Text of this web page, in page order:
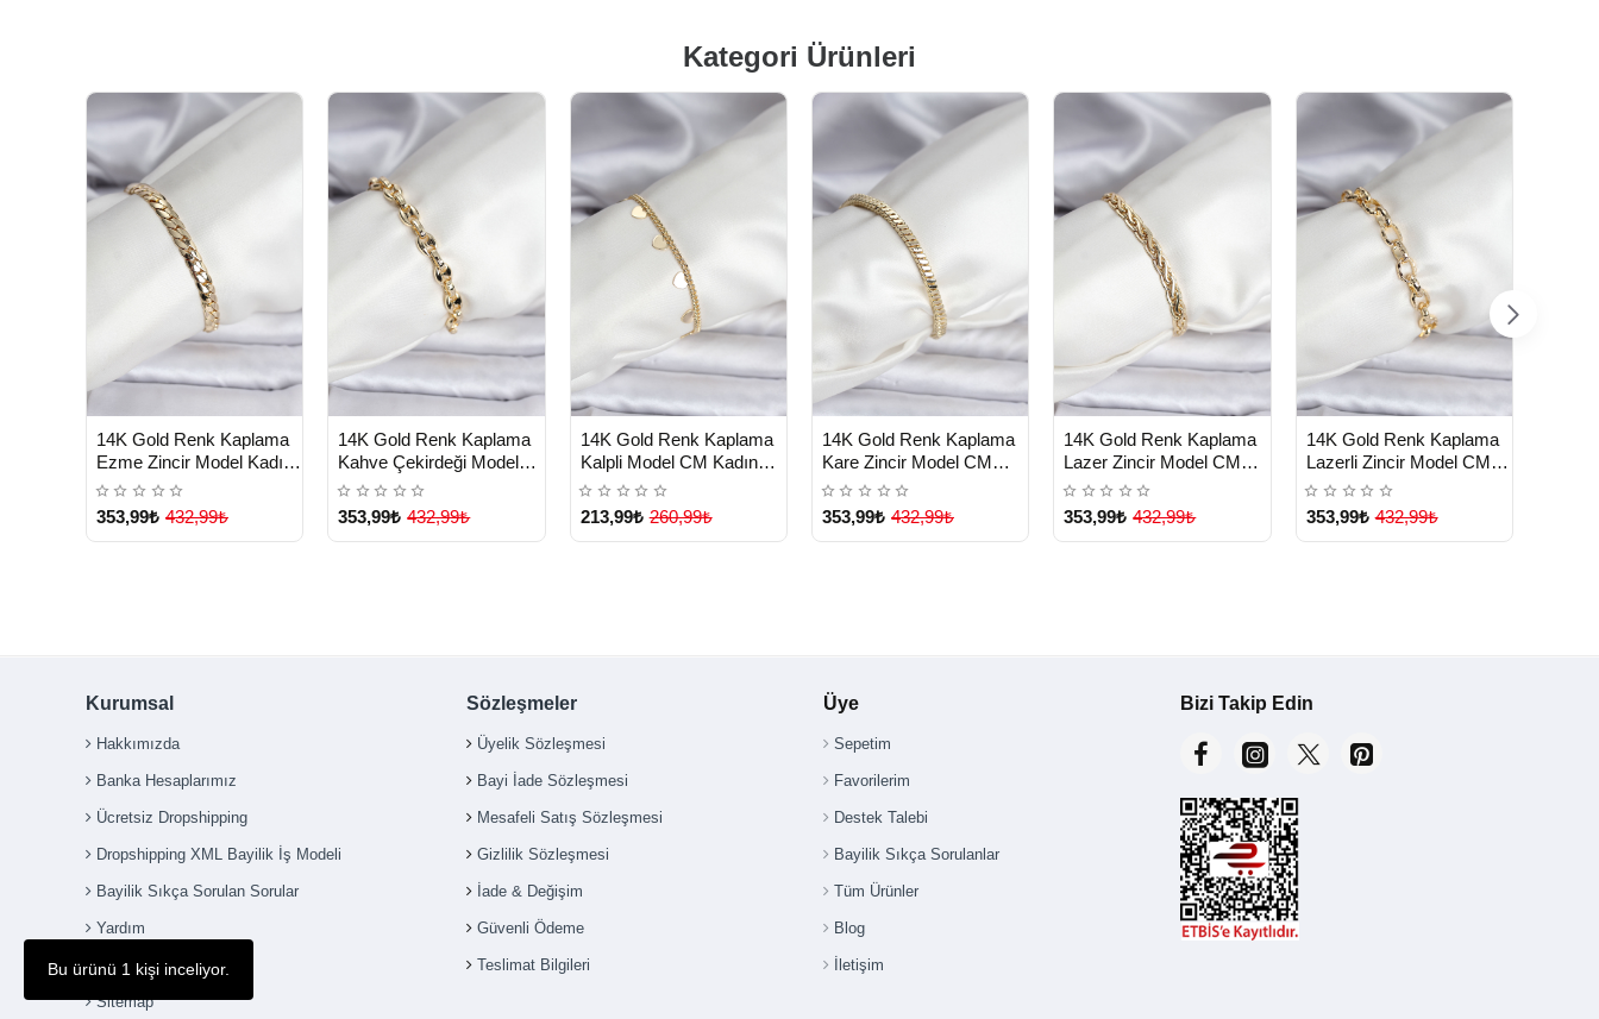
Bu ürünü 1 kişi inceliyor.
Kategori Ürünleri
TESLİMAT
Yeni Ürün
14K Gold Renk Kaplama
Ezme Zincir Model Kadın
Bileklik - Lisinya
353,99₺ 432,99₺
TESLİMAT
Yeni Ürün
14K Gold Renk Kaplama
Kahve Çekirdeği Model
CM Kadın Bileklik -
Lisinya
353,99₺ 432,99₺
TESLİMAT
Yeni Ürün
14K Gold Renk Kaplama
Kalpli Model CM Kadın
Bileklik - Lisinya
213,99₺ 260,99₺
TESLİMAT
Yeni Ürün
14K Gold Renk Kaplama
Kare Zincir Model CM
Kadın Bileklik - Lisinya
353,99₺ 432,99₺
TESLİMAT
Yeni Ürün
14K Gold Renk Kaplama
Lazer Zincir Model CM
Kadın Bileklik - Lisinya
353,99₺ 432,99₺
TESLİMAT
Yeni Ürün
14K Gold Renk Kaplama
Lazerli Zincir Model CM
Kadın Bileklik - Lisinya
353,99₺ 432,99₺
Kurumsal
Hakkımızda
Banka Hesaplarımız
Ücretsiz Dropshipping
Dropshipping XML Bayilik İş Modeli
Bayilik Sıkça Sorulan Sorular
Yardım
İletişim
Sitemap
Sözleşmeler
Üyelik Sözleşmesi
Bayi İade Sözleşmesi
Mesafeli Satış Sözleşmesi
Gizlilik Sözleşmesi
İade & Değişim
Güvenli Ödeme
Teslimat Bilgileri
Üye
Sepetim
Favorilerim
Destek Talebi
Bayilik Sıkça Sorulanlar
Tüm Ürünler
Blog
İletişim
Bizi Takip Edin